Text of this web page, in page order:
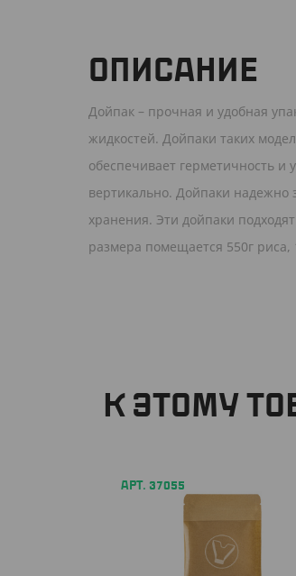
ОПИСАНИЕ
Дойпак – прочная и удобная
жидкостей. Дойпаки таких
обеспечивает герметичность и
вертикально. Дойпаки надежно
хранения. Эти дойпаки
размера помещается 550г риса,
К ЭТОМУ
АРТ. 37055